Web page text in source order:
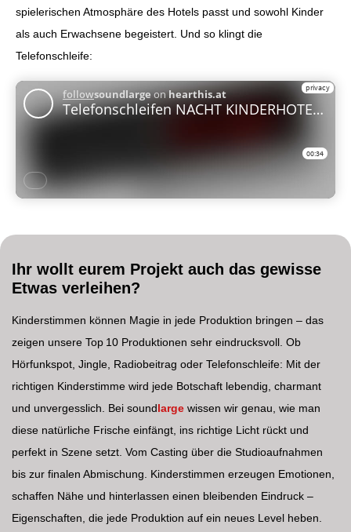
spielerischen Atmosphäre des Hotels passt und sowohl Kinder
als auch Erwachsene begeistert. Und so klingt die
Telefonschleife:
Ihr wollt eurem Projekt auch das gewisse
Etwas verleihen?
Kinderstimmen können Magie in jede Produktion bringen – das
zeigen unsere Top 10 Produktionen sehr eindrucksvoll. Ob
Hörfunkspot, Jingle, Radiobeitrag oder Telefonschleife: Mit der
richtigen Kinderstimme wird jede Botschaft lebendig, charmant
und unvergesslich. Bei soundlarge wissen wir genau, wie man
diese natürliche Frische einfängt, ins richtige Licht rückt und
perfekt in Szene setzt. Vom Casting über die Studioaufnahmen
bis zur finalen Abmischung. Kinderstimmen erzeugen Emotionen,
schaffen Nähe und hinterlassen einen bleibenden Eindruck –
Eigenschaften, die jede Produktion auf ein neues Level heben.